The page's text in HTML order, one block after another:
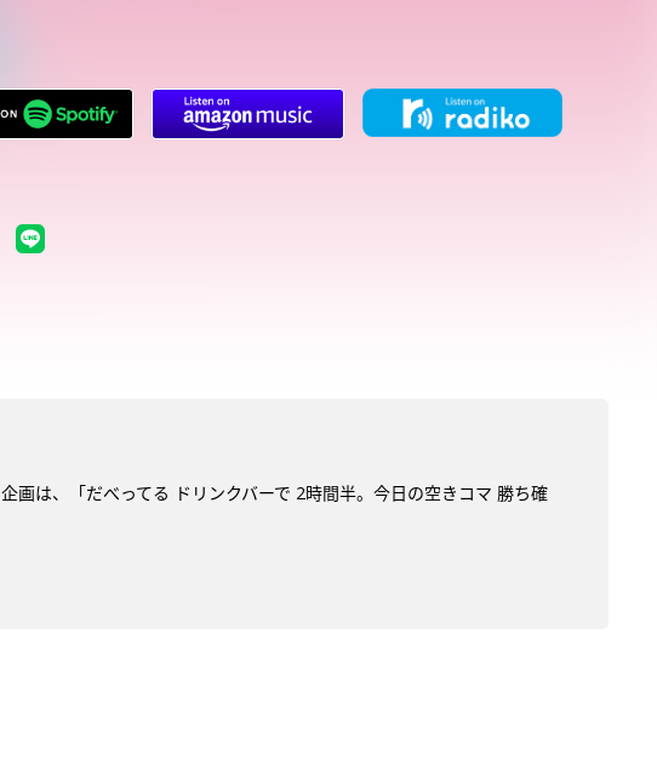
画は、「だべってる ドリンクバーで 2時間半。今日の空きコマ 勝ち確